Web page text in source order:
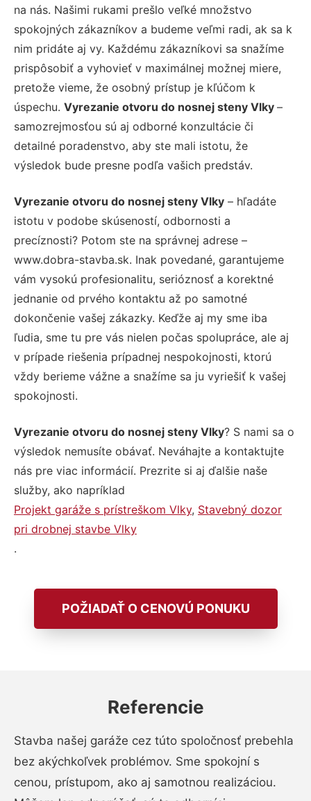
na nás. Našimi rukami prešlo veľké množstvo
spokojných zákazníkov a budeme veľmi radi, ak sa k
nim pridáte aj vy. Každému zákazníkovi sa snažíme
prispôsobiť a vyhovieť v maximálnej možnej miere,
pretože vieme, že osobný prístup je kľúčom k
úspechu. Vyrezanie otvoru do nosnej steny Vlky –
samozrejmosťou sú aj odborné konzultácie či
detailné poradenstvo, aby ste mali istotu, že
výsledok bude presne podľa vašich predstáv.
Vyrezanie otvoru do nosnej steny Vlky – hľadáte
istotu v podobe skúseností, odbornosti a
precíznosti? Potom ste na správnej adrese –
www.dobra-stavba.sk. Inak povedané, garantujeme
vám vysokú profesionalitu, serióznosť a korektné
jednanie od prvého kontaktu až po samotné
dokončenie vašej zákazky. Keďže aj my sme iba
ľudia, sme tu pre vás nielen počas spolupráce, ale aj
v prípade riešenia prípadnej nespokojnosti, ktorú
vždy berieme vážne a snažíme sa ju vyriešiť k vašej
spokojnosti.
Vyrezanie otvoru do nosnej steny Vlky? S nami sa o
výsledok nemusíte obávať. Neváhajte a kontaktujte
nás pre viac informácií. Prezrite si aj ďalšie naše
služby, ako napríklad
Projekt garáže s prístreškom Vlky, Stavebný dozor
pri drobnej stavbe Vlky
.
POŽIADAŤ O CENOVÚ PONUKU
Referencie
Stavba našej garáže cez túto spoločnosť prebehla
bez akýchkoľvek problémov. Sme spokojní s
cenou, prístupom, ako aj samotnou realizáciou.